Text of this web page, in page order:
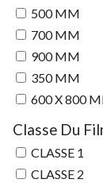
500 MM
700 MM
900 MM
350 MM
600 X 800
Classe Du
CLASSE 1
CLASSE 2